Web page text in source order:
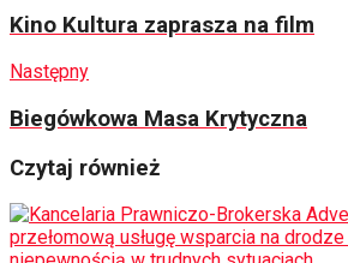
Kino Kultura zaprasza na film
Następny
Biegówkowa Masa Krytyczna
Czytaj również